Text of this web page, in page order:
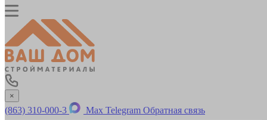
×
(863) 310-000-3 Max Telegram Обратная связь